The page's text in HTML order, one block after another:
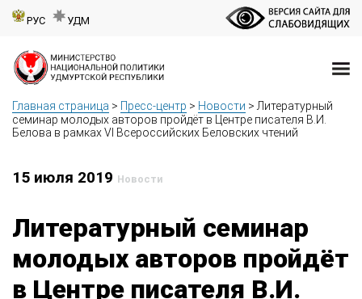
РУС УДМ
Главная страница > Пресс-центр > Новости >Литературный
семинар молодых авторов пройдёт в Центре писателя В.И.
Белова в рамках VI Всероссийских Беловских чтений
15 июля 2019 Новости
Литературный семинар
молодых авторов пройдёт
в Центре писателя В.И.